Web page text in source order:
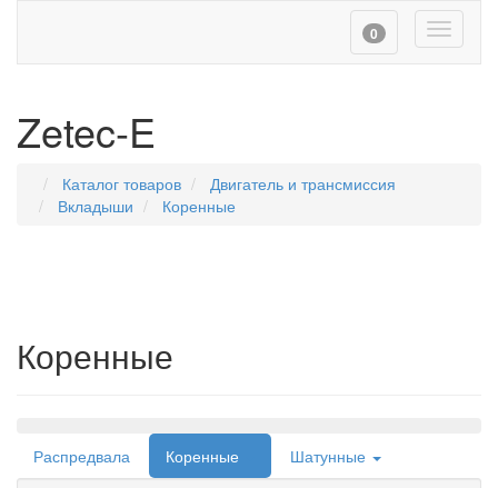
Toggle
0
Zetec-E
Каталог товаров
Двигатель и трансмиссия
Вкладыши
Коренные
Коренные
Навигация
Распредвала
Коренные
Шатунные